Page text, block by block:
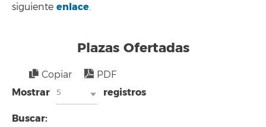
siguiente enlace.
Plazas Ofertadas
Copiar PDF
Mostrar 5 registros
Buscar: